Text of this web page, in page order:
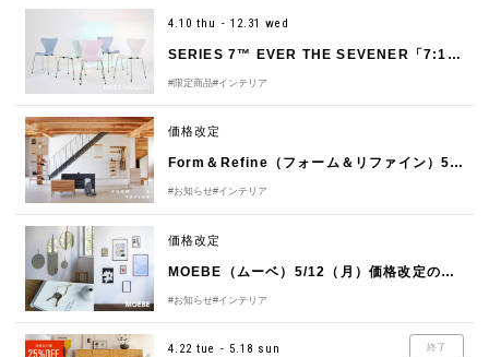
4.10 thu - 12.31 wed
SERIES 7™ EVER THE SEVENER「7:14 AM COLOUR EDITION 」
#限定商品#インテリア
価格改定
Form＆Refine（フォーム＆リファイン）5/12（月）価格改定のお知らせ
#お知らせ#インテリア
価格改定
MOEBE（ムーベ）5/12（月）価格改定のお知らせ
#お知らせ#インテリア
終了
4.22 tue - 5.18 sun